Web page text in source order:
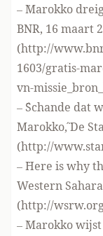
– ¨Marokko
BNR, 16 maart
(http://
1603/gratis-
vn-
– ¨´Schande
Marokko´,¨ De
(http://
– ¨Here is why
Western
(http://
– ¨Marokko